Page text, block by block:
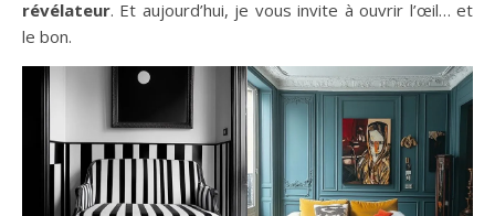
révélateur. Et aujourd’hui, je vous invite à ouvrir l’œil… et
le bon.